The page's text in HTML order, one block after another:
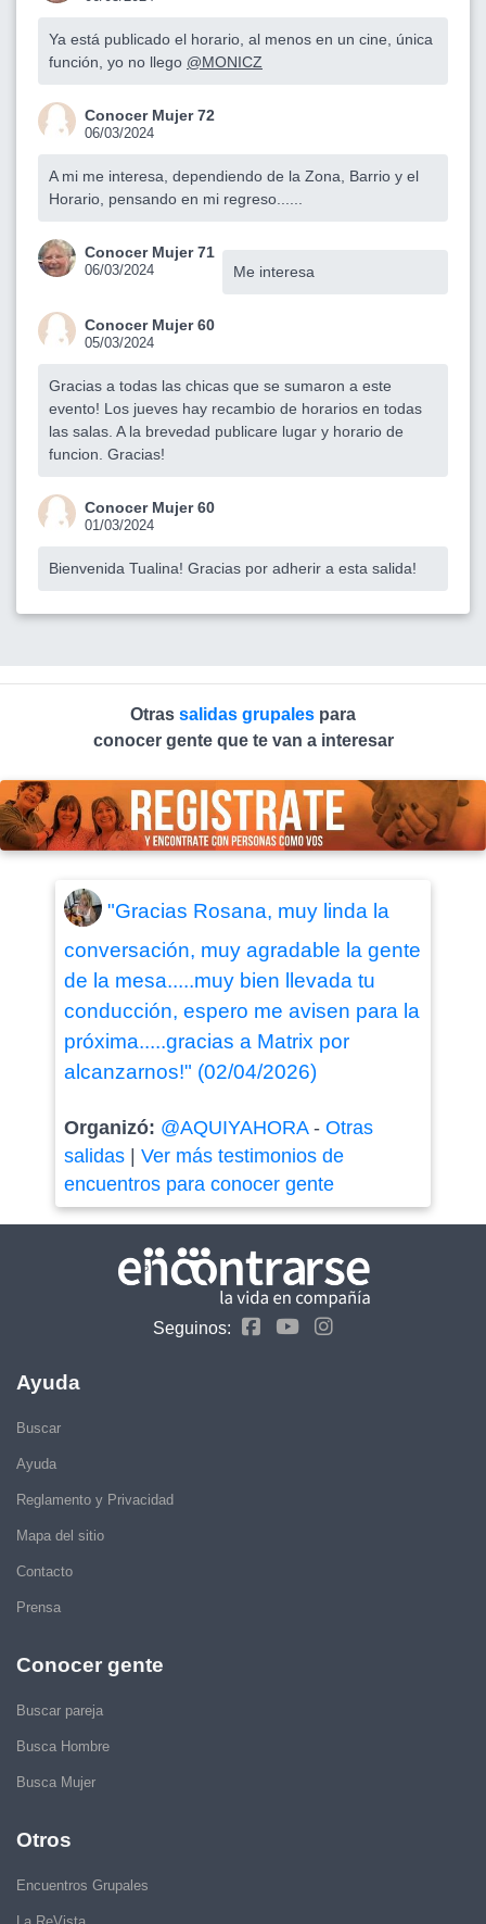
Ya está publicado el horario, al menos en un cine, única
función, yo no llego @MONICZ
Conocer Mujer 72
06/03/2024
A mi me interesa, dependiendo de la Zona, Barrio y el
Horario, pensando en mi regreso......
Conocer Mujer 71
06/03/2024 Me interesa
Conocer Mujer 60
05/03/2024
Gracias a todas las chicas que se sumaron a este
evento! Los jueves hay recambio de horarios en todas
las salas. A la brevedad publicare lugar y horario de
funcion. Gracias!
Conocer Mujer 60
01/03/2024
Bienvenida Tualina! Gracias por adherir a esta salida!
Otras salidas grupales para
conocer gente que te van a interesar
"Gracias Rosana, muy linda la
conversación, muy agradable la gente
de la mesa.....muy bien llevada tu
conducción, espero me avisen para la
próxima.....gracias a Matrix por
alcanzarnos!" (02/04/2026)
Organizó: @AQUIYAHORA- Otras
salidas| Ver más testimonios de
encuentros para conocer gente
Seguinos:
Ayuda
Buscar
Ayuda
Reglamento y Privacidad
Mapa del sitio
Contacto
Prensa
Conocer gente
Buscar pareja
Busca Hombre
Busca Mujer
Otros
Encuentros Grupales